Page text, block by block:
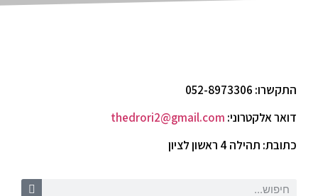
התקשרו: 052-8973306
דואר אלקטרוני: thedrori2@gmail.com
כתובת: תהילה 4 ראשון לציון